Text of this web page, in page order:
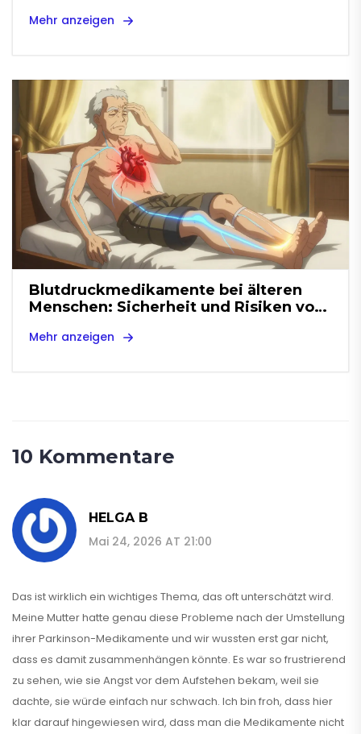
Kombinationspräparate
Mehr anzeigen
Blutdruckmedikamente bei älteren
Menschen: Sicherheit und Risiken von
Mehr anzeigen
10 Kommentare
HELGA B
Mai 24, 2026 AT 21:00
Das ist wirklich ein wichtiges Thema, das oft unterschätzt wird.
Meine Mutter hatte genau diese Probleme nach der Umstellung
ihrer Parkinson-Medikamente und wir wussten erst gar nicht,
dass es damit zusammenhängen könnte. Es war so frustrierend
zu sehen, wie sie Angst vor dem Aufstehen bekam, weil sie
dachte, sie würde einfach nur schwach. Ich bin froh, dass hier
klar darauf hingewiesen wird, dass man die Medikamente nicht